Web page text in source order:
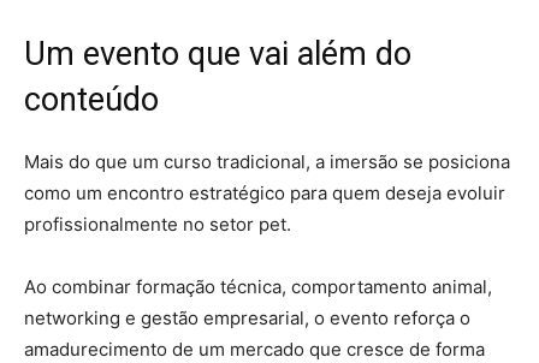
Um evento que vai além do
conteúdo
Mais do que um curso tradicional, a imersão se posiciona
como um encontro estratégico para quem deseja evoluir
profissionalmente no setor pet.
Ao combinar formação técnica, comportamento animal,
networking e gestão empresarial, o evento reforça o
amadurecimento de um mercado que cresce de forma